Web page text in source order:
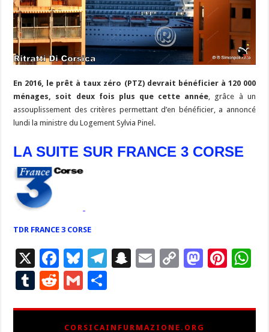
En 2016, le prêt à taux zéro (PTZ) devrait bénéficier à 120 000
ménages, soit deux fois plus que cette année , grâce à un
assouplissement des critères permettant d’en bénéficier, a annoncé
lundi la ministre du Logement Sylvia Pinel.
LA SUITE SUR FRANCE 3 CORSE
TDR FRANCE 3 CORSE
X
F
ac
e
b
Bl
u
es
ky
T
gr
S
p
E
l
C
y
M
d
Pi
es
T
R
d
G
ai ta
CORSICAINFURMAZIONE.ORG